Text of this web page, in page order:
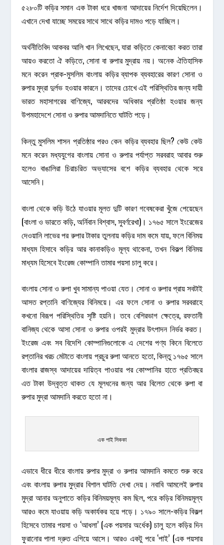
৫২৮০টি কড়ির সমান এক টাকা ধরে খাজনা আদায়ের নির্দেশ দিয়েছিলেন।
এখানে দেখা যাচ্ছে সময়ের সাথে সাথে কড়ির দামও পড়ে যাচ্ছিল।
অর্থনীতিবিদ আকবর আলি খান লিখেছেন, যারা কড়িতে কেনাবেচা করত তারা
আয়ও করতো ঐ কড়িতে, সোনা বা রুপার মুদ্রায় নয়। অনেক ঐতিহাসিক
মনে করেন প্রাক-মুসলিম বাংলায় কড়ির ব্যাপক ব্যবহারের কারণ সোনা ও
রুপার মুদ্রা দুর্লভ হওয়ার কারনে। তাদের চোখে এই পরিস্থিতির জন্য দায়ী
ভারত মহাসাগরের বাণিজ্যে, আরবদের অধিকার প্রতিষ্ঠা হওয়ার জন্য
উপমহাদেশে সোনা ও রুপার আমদানিতে ঘাটতি পড়ে।
কিন্তু মুসলিম শাসন প্রতিষ্ঠার পরও কেন কড়ির ব্যবহার ছিল? কেউ কেউ
মনে করেন মধ্যযুগের বাংলায় সোনা ও রুপার পর্যাপ্ত সরবরাহ আবার শুরু
হলেও বাঙালিরা চিরাচরিত অভ্যাসের বশে কড়ির ব্যবহার থেকে সরে
আসেনি।
বাংলা থেকে কড়ি উঠে যাওয়ার মূলত দুটি কারণ গবেষকেরা খুঁজে পেয়েছেন
(বাংলা ও ভারতে কড়ি, অর্নিবান বিশ্বাস, সুবর্ণরেখা)। ১৭৬৫ সালে ইংরেজের
দেওয়ানি লাভের পর রুপার টাকার তুলনায় কড়ির দাম কমে যায়, ফলে বিনিময়
মাধ্যম হিসাবে কড়ির আর কানাকড়িও মূল্য থাকেনা, তখন বিকল্প বিনিময়
মাধ্যম হিসেবে ইংরেজ কোম্পানি তামার পয়সা চালু করে।
বাংলায় সোনা ও রুপা খুব সামান্য পাওয়া যেত। সোনা ও রুপার প্রায় সবটাই
আসত রপ্তানি বাণিজ্যের বিনিময়ে। এর ফলে সোনা ও রুপার সরবরাহে
কখনো বিরূপ পরিস্থিতির সৃষ্টি হয়নি। তবে বেশিরভাগ ক্ষেত্রে, রফতানী
বানিজ্য থেকে আসা সোনা ও রুপার ওপরই মুদ্রার উৎপাদন নির্ভর করত।
ইংরেজ এবং সব বিদেশি কোম্পানিগুলোকে এ দেশের পণ্য কিনে বিলেতে
রপ্তানির খরচ মেটাতে বাংলায় প্রচুর রুপা আনতে হতো, কিন্তু ১৭৬৫ সালে
বাংলার রাজস্ব আদায়ের দায়িত্ব পাওয়ার পর কোম্পানির হাতে প্রতিবছর
এত টাকা উদ্বৃত্ত থাকত যে মূলধনের জন্য আর বিলেত থেকে রুপা বা
রুপার মুদ্রা আমদানি করতে হতো না।
এক পাই সিককা
এভাবে ধীরে ধীরে বাংলায় রুপার মুদ্রা ও রুপার আমদানি কমতে শুরু করে
এবং বাংলায় রুপার মুদ্রার বিশাল ঘাটতি দেখা দেয়। নবাবি আমলেই রুপার
মুদ্রা আনার অনুপাতে কড়ির বিনিময়মূল্য কম ছিল, পরে কড়ির বিনিময়মূল্য
আরও কমে যাওয়ায় কড়ি অকার্যকর হয়ে পড়ে। ১৭৯০ সালে-কড়ির বিকল্প
হিসেবে তামার পয়সা ও ‘আধলা’ (এক পয়সার অর্ধেক) চালু হলে কড়ির দিন
ফুরানোর পালা দ্রুত এগিয়ে আসে। আরও একটু পরে ‘পাই’ (এক পয়সার